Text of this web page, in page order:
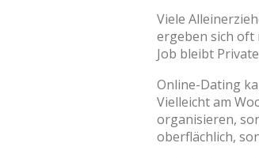
Viele
ergeben sich oft
Job bleibt
Online-Dating
Vielleicht am
organisieren,
oberflächlich,